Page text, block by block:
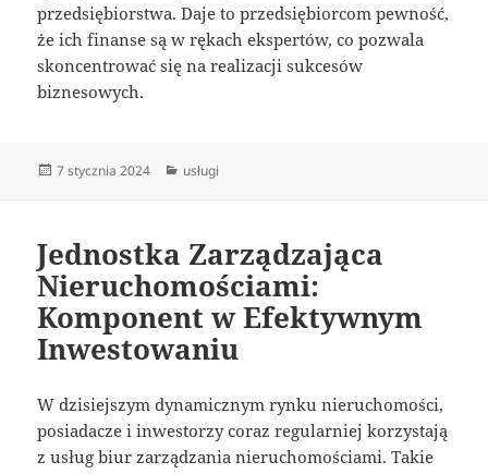
przedsiębiorstwa. Daje to przedsiębiorcom pewność,
że ich finanse są w rękach ekspertów, co pozwala
skoncentrować się na realizacji sukcesów
biznesowych.
Data
7 stycznia 2024 Kategorie
usługi
Jednostka Zarządzająca
Nieruchomościami:
Komponent w Efektywnym
Inwestowaniu
W dzisiejszym dynamicznym rynku nieruchomości,
posiadacze i inwestorzy coraz regularniej korzystają
z usług biur zarządzania nieruchomościami. Takie